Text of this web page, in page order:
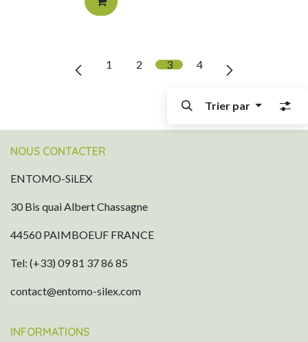
1 2 3 4
Trier par
NOUS CONTACTER
ENTOMO-SiLEX
30 Bis quai Albert Chassagne
44560 PAIMBOEUF FRANCE
Tel: (+33) 09 81 37 86 85
contact@entomo-silex.com
INFORMATIONS